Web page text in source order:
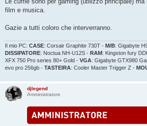
i
o
film e musica.
Gazie a tutti coloro che interverranno.
Il mio PC: CASE: Corsair Graphite 730T - M/B: Gigabyte
DISSIPATORE: Noctua NH-U12S - RAM : Kingston fury
XFX 750 Pro series 80+ Gold - VGA: Gigabyte GTX980
evo pro 256gb - TASTEIRA: Cooler Master Trigger Z -
djlegend
Amministratore